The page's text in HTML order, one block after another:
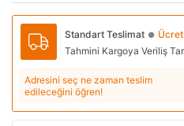
Standart Teslimat ●
Tahmini Kargoya Veriliş
Adresini seç ne zaman teslim
edileceğini öğren!